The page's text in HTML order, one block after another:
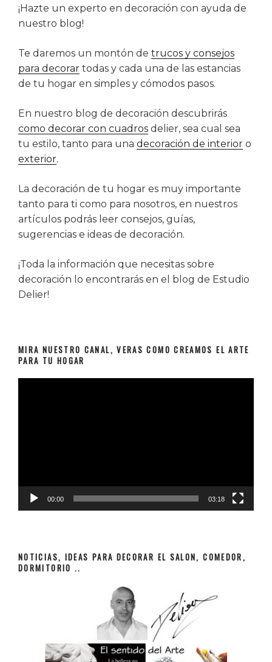
¡Hazte un experto en decoración con ayuda de
nuestro blog!
Te daremos un montón de trucos y consejos
para decorar todas y cada una de las estancias
de tu hogar en simples y cómodos pasos.
En nuestro blog de decoración descubrirás
como decorar con cuadros delier, sea cual sea
tu estilo, tanto para una decoración de interior o
exterior.
La decoración de tu hogar es muy importante
tanto para ti como para nosotros, en nuestros
artículos podrás leer consejos, guías,
sugerencias e ideas de decoración.
¡Toda la información que necesitas sobre
decoración lo encontrarás en el blog de Estudio
Delier!
MIRA NUESTRO CANAL, VERAS COMO CREAMOS EL ARTE
PARA TU HOGAR
00:00 03:18
NOTICIAS, IDEAS PARA DECORAR EL SALON, COMEDOR,
DORMITORIO ..